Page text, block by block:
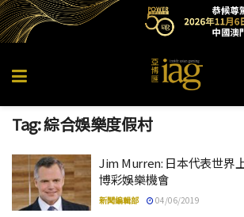
Tag:綜合娛樂度假村
Jim Murren: 日本代表世界
博彩娛樂機會
新聞編輯部 04/06/2019